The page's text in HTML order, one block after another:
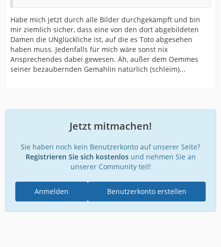
Habe mich jetzt durch alle Bilder durchgekämpft und bin
mir ziemlich sicher, dass eine von den dort abgebildeten
Damen die UNglückliche ist, auf die es Toto abgesehen
haben muss. Jedenfalls für mich wäre sonst nix
Ansprechendes dabei gewesen. Äh, außer dem Oemmes
seiner bezaubernden Gemahlin natürlich (schleim)...
Jetzt mitmachen!
Sie haben noch kein Benutzerkonto auf unserer Seite?
Registrieren Sie sich kostenlosund nehmen Sie an
unserer Community teil!
Benutzerkonto erstellen
Anmelden